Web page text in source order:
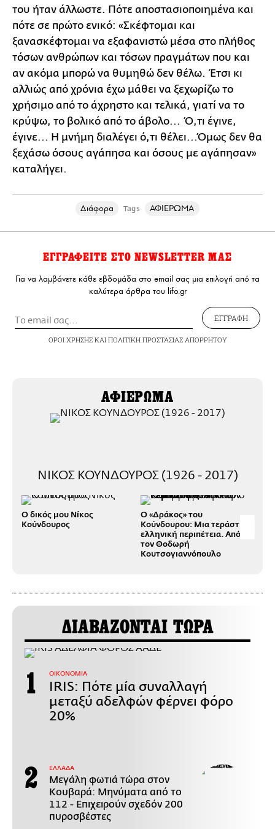
του ήταν άλλωστε. Πότε αποστασιοποιημένα και
πότε σε πρώτο ενικό: «Σκέφτομαι και
ξανασκέφτομαι να εξαφανιστώ μέσα στο πλήθος
τόσων ανθρώπων και τόσων πραγμάτων που και
αν ακόμα μπορώ να θυμηθώ δεν θέλω. Έτσι κι
αλλιώς από χρόνια έχω μάθει να ξεχωρίζω το
χρήσιμο από το άχρηστο και τελικά, γιατί να το
κρύψω, το βολικό από το άβολο... Ό,τι έγινε,
έγινε... Η μνήμη διαλέγει ό,τι θέλει...Όμως δεν θα
ξεχάσω όσους αγάπησα και όσους με αγάπησαν»
καταλήγει.
Διάφορα Tags ΑΦΙΕΡΩΜΑ
ΕΓΓΡΑΦΕΙΤΕ ΣΤΟ NEWSLETTER ΜΑΣ
Για να λαμβάνετε κάθε εβδομάδα στο email σας μια επιλογή από τα
καλύτερα άρθρα του lifo.gr
ΕΓΓΡΑΦΗ
ΟΡΟΙ ΧΡΗΣΗΣΚΑΙ ΠΟΛΙΤΙΚΗ ΠΡΟΣΤΑΣΙΑΣ ΑΠΟΡΡΗΤΟΥ
ΑΦΙΕΡΩΜΑ
ΝΙΚΟΣ ΚΟΥΝΔΟΥΡΟΣ (1926 - 2017)
O δικός μου Νίκος
Κούνδουρος
Ο «Δράκος» του
Κούνδουρου: Μια τεράστια
ελληνική περιπέτεια. Από
τον Θοδωρή
Κουτσογιαννόπουλο
ΔΙΑΒΑΖΟΝΤΑΙ ΤΩΡΑ
ΟΙΚΟΝΟΜΙΑ
IRIS: Πότε μία συναλλαγή
μεταξύ αδελφών φέρνει φόρο
20%
ΕΛΛΑΔΑ
Μεγάλη φωτιά τώρα στον
Κουβαρά: Μηνύματα από το
112 - Επιχειρούν σχεδόν 200
πυροσβέστες